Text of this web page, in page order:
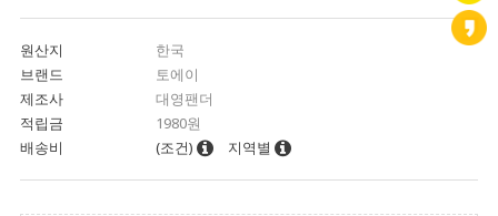
원산지
한국
브랜드
토에이
제조사
대영팬더
적립금
1980원
배송비
(조건) 지역별